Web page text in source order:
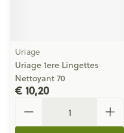
Uriage
Uriage 1ere Lingettes
Nettoyant 70
€ 10,20